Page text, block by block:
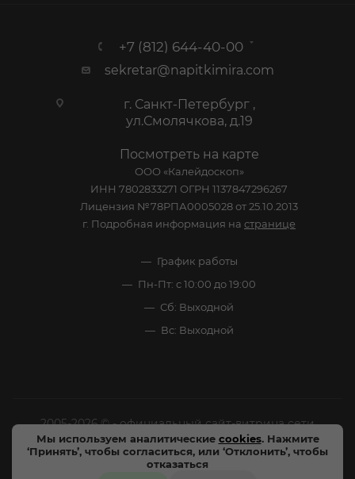
Мы используем аналитические cookies. Нажмите
‘Принять’, чтобы согласиться, или ‘Отклонить’, чтобы
отказаться
+7 (812) 644-40-00
sekretar@napitkimira.com
г. Санкт-Петербург ,
ул.Смолячкова, д.19
Посмотреть на карте
ООО «Калейдоскоп»
ИНН 7802833271 ОГРН 1137847296267
Лицензия №78РПА0005028 от 25.10.2013
г. Подробная информация на странице
График работы
Пн-Пт: с 10:00 до 19:00
Сб: Выходной
Вс: Выходной
2005-2026 © - официальный сайт-витрина сети
специализированных напитков "Калейдоскоп Напитков
Мира". Все права защищены.